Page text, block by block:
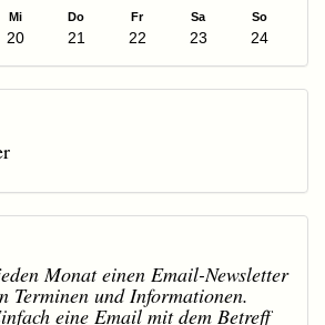
Mi Do Fr Sa So
20 21 22 23 24
Monat einen Email-Newsletter
Terminen und Informationen.
eine Email mit dem Betreff